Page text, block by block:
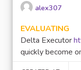
alex307
EVALUATING
Delta Executor
quickly become